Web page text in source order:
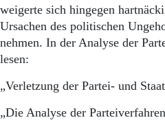
weigerte sich hingegen
Ursachen des politischen
nehmen. In der Analyse der
lesen:
„Verletzung der Partei- und
„Die Analyse der